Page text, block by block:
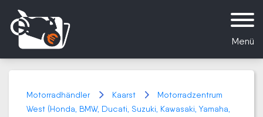
Menü
Motorradhändler Kaarst
Motorradzentrum
West (Honda, BMW, Ducati, Suzuki, Kawasaki, Yamaha,